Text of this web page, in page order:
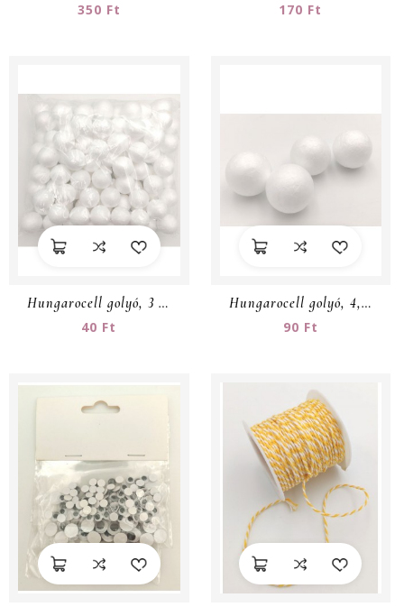
350 Ft 170 Ft
Hungarocell golyó, 3 cm
40 Ft
Hungarocell golyó, 4,5 cm
90 Ft